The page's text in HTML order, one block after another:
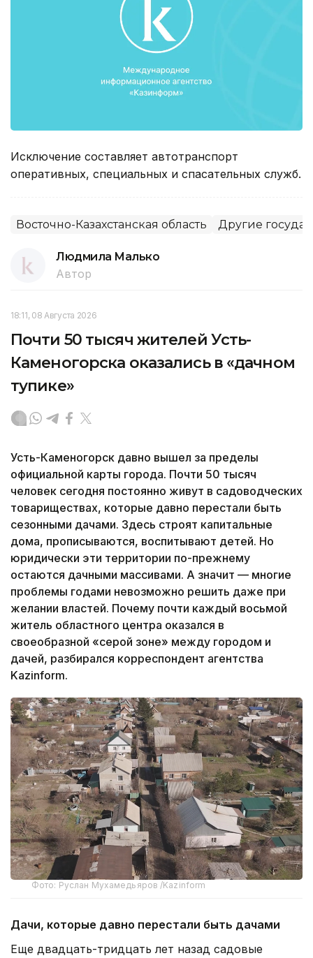
Исключение составляет автотранспорт
оперативных, специальных и спасательных служб.
Восточно-Казахстанская область Другие
Людмила Малько
Автор
18:11, 08 Августа 2026
Почти 50 тысяч жителей Усть-
Каменогорска оказались в «дачном
тупике»
Усть-Каменогорск давно вышел за пределы
официальной карты города. Почти 50 тысяч
человек сегодня постоянно живут в садоводческих
товариществах, которые давно перестали быть
сезонными дачами. Здесь строят капитальные
дома, прописываются, воспитывают детей. Но
юридически эти территории по-прежнему
остаются дачными массивами. А значит — многие
проблемы годами невозможно решить даже при
желании властей. Почему почти каждый восьмой
житель областного центра оказался в
своеобразной «серой зоне» между городом и
дачей, разбирался корреспондент агентства
Kazinform.
Фото: Руслан Мухамедьяров /Kazinform
Дачи, которые давно перестали быть дачами
Еще двадцать-тридцать лет назад садовые